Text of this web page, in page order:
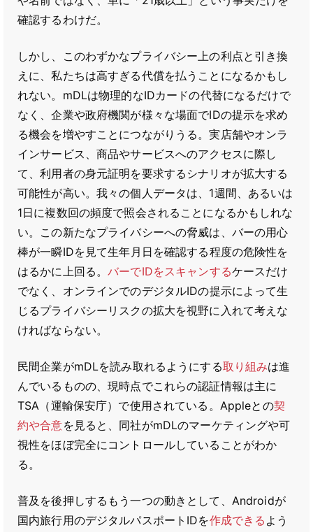
確認するわけだ。
しかし、このわずかなプライバシー上の利点と引き換
えに、私たちは高すぎる代償を払うことになるかもし
れない。mDLは物理的なIDカードの代替になるだけで
なく、企業や政府機関が様々な場面でIDの提示を求め
る機会を増やすことにつながりうる。実店舗やオンラ
インサービス、商品やサービスへのアクセスに際し
て、利用者の身元証明を要求するシナリオが拡大する
可能性が高い。我々の個人データは、1週間、あるいは
1日に複数回の頻度で照会されることになるかもしれな
い。この新たなプライバシーへの脅威は、バーの用心
棒が一瞬IDを見て生年月日を確認する程度の危険性を
はるかに上回る。バーでIDをスキャンするケースだけ
でなく、オンラインでのデジタルIDの提示によって生
じるプライバシーリスクの拡大を視野に入れて考えな
ければならない。
民間企業がmDLを読み取れるようにする取り組みは進
んでいるものの、現時点でこれらの認証情報は主に
TSA（運輸保安庁）で使用されている。Appleとの契
約や合意を見ると、同社がmDLのマーケティングや可
視性をほぼ完全にコントロールしていることがわか
る。
普及を後押しするもう一つの動きとして、Androidが
国内旅行用のデジタルパスポートIDを作成できる よう